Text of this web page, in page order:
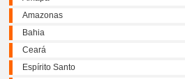
Amazonas
Bahia
Ceará
Espírito Santo